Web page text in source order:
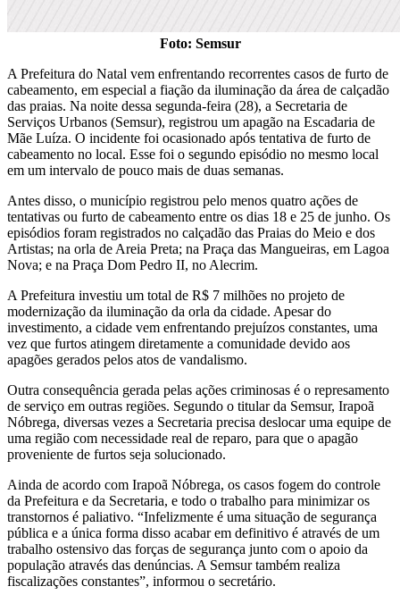
Foto: Semsur
A Prefeitura do Natal vem enfrentando recorrentes casos de furto de
cabeamento, em especial a fiação da iluminação da área de calçadão
das praias. Na noite dessa segunda-feira (28), a Secretaria de
Serviços Urbanos (Semsur), registrou um apagão na Escadaria de
Mãe Luíza. O incidente foi ocasionado após tentativa de furto de
cabeamento no local. Esse foi o segundo episódio no mesmo local
em um intervalo de pouco mais de duas semanas.
Antes disso, o município registrou pelo menos quatro ações de
tentativas ou furto de cabeamento entre os dias 18 e 25 de junho. Os
episódios foram registrados no calçadão das Praias do Meio e dos
Artistas; na orla de Areia Preta; na Praça das Mangueiras, em Lagoa
Nova; e na Praça Dom Pedro II, no Alecrim.
A Prefeitura investiu um total de R$ 7 milhões no projeto de
modernização da iluminação da orla da cidade. Apesar do
investimento, a cidade vem enfrentando prejuízos constantes, uma
vez que furtos atingem diretamente a comunidade devido aos
apagões gerados pelos atos de vandalismo.
Outra consequência gerada pelas ações criminosas é o represamento
de serviço em outras regiões. Segundo o titular da Semsur, Irapoã
Nóbrega, diversas vezes a Secretaria precisa deslocar uma equipe de
uma região com necessidade real de reparo, para que o apagão
proveniente de furtos seja solucionado.
Ainda de acordo com Irapoã Nóbrega, os casos fogem do controle
da Prefeitura e da Secretaria, e todo o trabalho para minimizar os
transtornos é paliativo. “Infelizmente é uma situação de segurança
pública e a única forma disso acabar em definitivo é através de um
trabalho ostensivo das forças de segurança junto com o apoio da
população através das denúncias. A Semsur também realiza
fiscalizações constantes”, informou o secretário.